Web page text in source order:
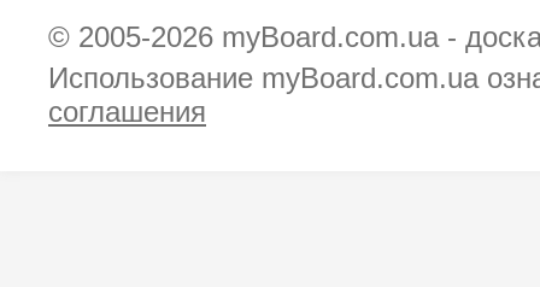
© 2005-2026 myBoard.com.ua -
Использование myBoard.com.ua
соглашения